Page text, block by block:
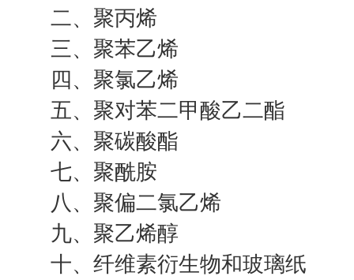
二、聚丙烯
三、聚苯乙烯
四、聚氯乙烯
五、聚对苯二甲酸乙二酯
六、聚碳酸酯
七、聚酰胺
八、聚偏二氯乙烯
九、聚乙烯醇
十、纤维素衍生物和玻璃纸